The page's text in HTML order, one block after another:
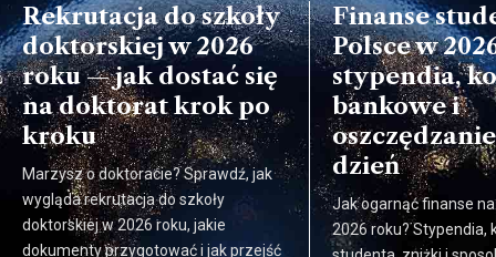
Rekrutacja do szkoły
doktorskiej w 2026
roku — jak dostać się
na doktorat krok po
kroku
Marzysz o doktoracie? Sprawdź, jak
wygląda rekrutacja do szkoły
doktorskiej w 2026 roku, jakie
dokumenty przygotować i jak przejść
Finanse
Polsce w
stypendia,
bankowe i
dzień
Jak ogarnąć finanse
2026 roku? Stypendia,